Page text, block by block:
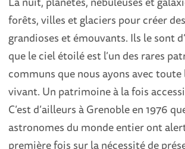
forêts, villes et glaciers pour créer
grandioses et émouvants. Ils le sont
que le ciel étoilé est l’un des rares
communs que nous ayons avec
vivant. Un patrimoine à la fois
C’est d’ailleurs à Grenoble en 1976
astronomes du monde entier ont
première fois sur la nécessité de